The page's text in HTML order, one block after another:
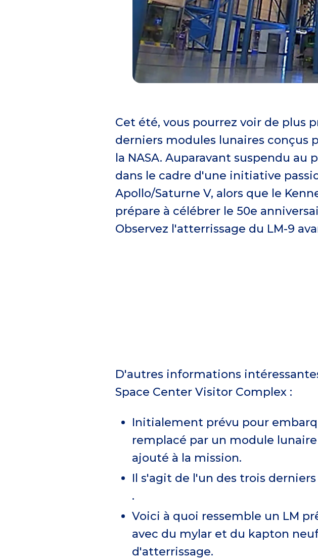
Cet été, vous pourrez voir de plus
derniers modules lunaires conçus
la NASA. Auparavant suspendu
dans le cadre d'une initiative
Apollo/Saturne V, alors que le
prépare à célébrer le 50e
Observez l'atterrissage du LM-9
D'autres informations
Space Center Visitor Complex :
Initialement prévu pour
remplacé par un module
ajouté à la mission.
Il s'agit de l'un des trois
.
Voici à quoi ressemble un LM
avec du mylar et du kapton
d'atterrissage.